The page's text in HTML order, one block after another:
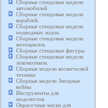
Сборные стендовые модели
автомобилей.
Сборные стендовые модели
кораблей.
Сборные стендовые модели
подводных лодок.
Сборные стендовые модели
мотоциклов.
Сборные стендовые фигуры.
Сборные стендовые модели
локомотивов.
Сборные модели космической
техники
Сборные модели Звездные
войны
Инструменты для
моделистов
Окрасочные маски для